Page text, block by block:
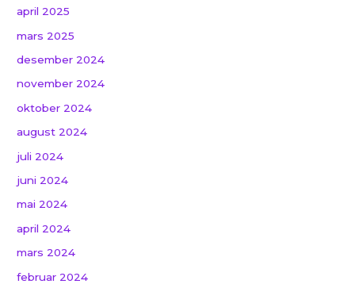
april 2025
mars 2025
desember 2024
november 2024
oktober 2024
august 2024
juli 2024
juni 2024
mai 2024
april 2024
mars 2024
februar 2024